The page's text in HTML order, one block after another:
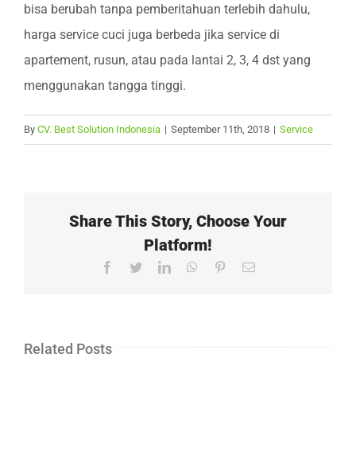
bisa berubah tanpa pemberitahuan terlebih dahulu,
harga service cuci juga berbeda jika service di
apartement, rusun, atau pada lantai 2, 3, 4 dst yang
menggunakan tangga tinggi.
By CV. Best Solution Indonesia | September 11th, 2018 | Service
Share This Story, Choose Your
Platform!
Facebook
TwitterLinkedInWhatsApp
PinterestEmail
Related Posts